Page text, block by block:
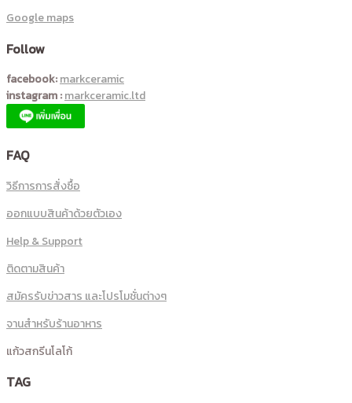
Google maps
Follow
facebook:markceramic
instagram :markceramic.ltd
FAQ
วิธีการการสั่งซื้อ
ออกแบบสินค้าด้วยตัวเอง
Help & Support
ติดตามสินค้า
สมัครรับข่าวสาร และโปรโมชั่นต่างๆ
จานสำหรับร้านอาหาร
แก้วสกรีนโลโก้
TAG